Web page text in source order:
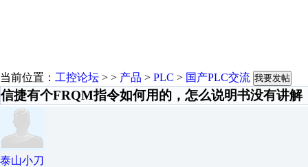
当前位置： 工控论坛 > > 产品 > PLC > 国产PLC交流 我要发帖
信捷有个FRQM指令如何用的，怎么说明书没有讲解
泰山小刀